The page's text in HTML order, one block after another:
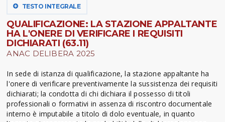
TESTO INTEGRALE
QUALIFICAZIONE: LA STAZIONE APPALTANTE
HA L'ONERE DI VERIFICARE I REQUISITI
DICHIARATI (63.11)
ANAC DELIBERA 2025
In sede di istanza di qualificazione, la stazione appaltante ha
l'onere di verificare preventivamente la sussistenza dei requisiti
dichiarati; la condotta di chi dichiara il possesso di titoli
professionali o formativi in assenza di riscontro documentale
interno è imputabile a titolo di dolo eventuale, in quanto